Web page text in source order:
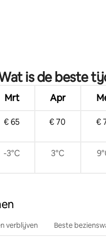
is de beste
Mrt Apr
€ 65 € 70 €
-3°C 3°C
verblijven Beste